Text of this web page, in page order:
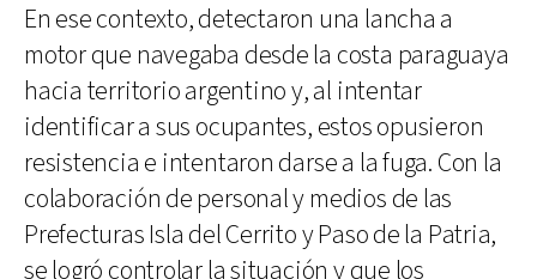
En ese contexto, detectaron una lancha a
motor que navegaba desde la costa paraguaya
hacia territorio argentino y, al intentar
identificar a sus ocupantes, estos opusieron
resistencia e intentaron darse a la fuga. Con la
colaboración de personal y medios de las
Prefecturas Isla del Cerrito y Paso de la Patria,
se logró controlar la situación y que los